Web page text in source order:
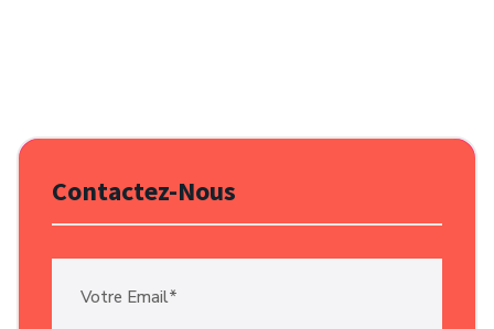
Contactez-Nous